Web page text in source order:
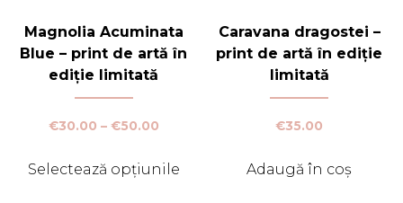
Magnolia Acuminata
Blue – print de artă în
ediție limitată
€30.00 – €50.00Interval
prețuri:
€30.00
Selectează opțiunile
Caravana dragostei –
print de artă în ediție
limitată
€35.00
Adaugă în coș